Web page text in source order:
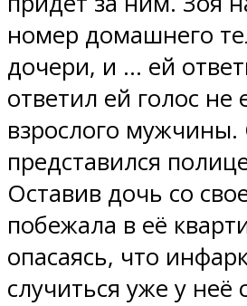
номер домашнего
дочери, и … ей
ответил ей голос не
взрослого
представился
Оставив дочь со
побежала в её
опасаясь, что
случиться уже у неё